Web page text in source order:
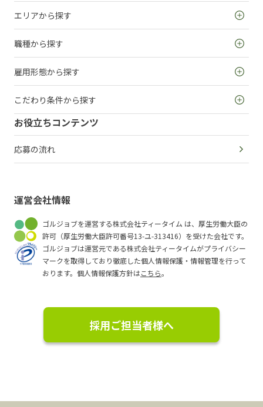
エリアから探す
職種から探す
雇用形態から探す
こだわり条件から探す
お役立ちコンテンツ
応募の流れ
運営会社情報
ゴルジョブを運営する株式会社ティータイム は、厚生労働大臣の
許可（厚生労働大臣許可番号13-ユ-313416）を受けた会社です。
ゴルジョブは運営元である株式会社ティータイムがプライバシー
マークを取得しており徹底した個人情報保護・情報管理を行って
おります。個人情報保護方針はこちら。
採用ご担当者様へ